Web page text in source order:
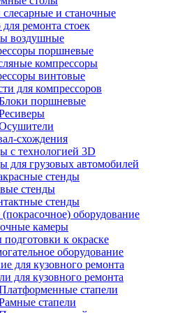
и станочные
ремонта стоек
воздушные
поршневые
компрессоры
винтовые
для компрессоров
поршневые
схождения
с технологией 3D
для грузовых автомобилей
стенды
стенды
стенды
оборудование
камеры
к окраске
оборудование
для кузовного ремонта
для кузовного ремонта
стапели
стапели